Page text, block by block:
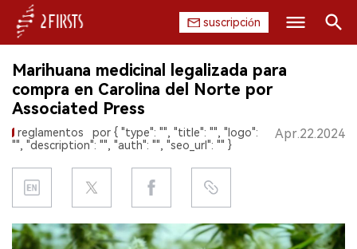
suscripción
INICIO
EMPRESA
REGULACIÓN
CHINA
Marihuana medicinal legalizada para
compra en Carolina del Norte por
Associated Press
reglamentos
por { "type": "", "title": "", "logo":
"", "description": "", "auth": "", "seo_url": "" }
Apr.22.2024